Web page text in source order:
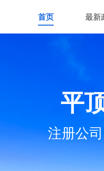
首页 最新
平
注册公